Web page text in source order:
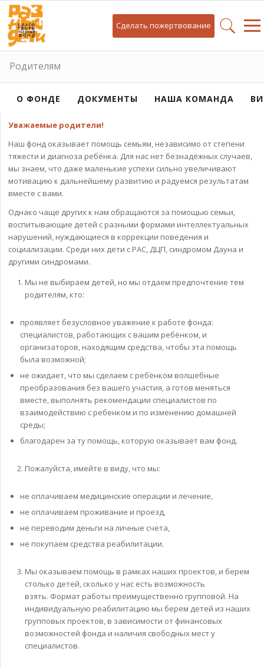
Сделать пожертвование
Родителям
О ФОНДЕ ДОКУМЕНТЫ НАША КОМАНДА
Уважаемые родители!
Наш фонд оказывает помощь семьям, независимо от степени
тяжести и диагноза ребёнка. Для нас нет безнадёжных случаев,
мы знаем, что даже маленькие успехи сильно увеличивают
мотивацию к дальнейшему развитию и радуемся результатам
вместе с вами.
Однако чаще других к нам обращаются за помощью семьи,
воспитывающие детей с разными формами интеллектуальных
нарушений, нуждающиеся в коррекции поведения и
социализации. Среди них дети с РАС, ДЦП, синдромом Дауна и
другими синдромами.
Мы не выбираем детей, но мы отдаем предпочтение тем
родителям, кто:
проявляет безусловное уважение к работе фонда:
специалистов, работающих с вашим ребёнком, и
организаторов, находящим средства, чтобы эта помощь
была возможной;
не ожидает, что мы сделаем с ребёнком волшебные
преобразования без вашего участия, а готов меняться
вместе, выполнять рекомендации специалистов по
взаимодействию с ребенком и по изменению домашней
среды;
благодарен за ту помощь, которую оказывает вам фонд.
Пожалуйста, имейте в виду, что мы:
не оплачиваем медицинские операции и лечение,
не оплачиваем проживание и проезд,
не переводим деньги на личные счета,
не покупаем средства реабилитации.
Мы оказываем помощь в рамках наших проектов, и берем
столько детей, сколько у нас есть возможность
взять. Формат работы преимущественно групповой. На
индивидуальную реабилитацию мы берем детей из наших
групповых проектов, в зависимости от финансовых
возможностей фонда и наличия свободных мест у
специалистов.